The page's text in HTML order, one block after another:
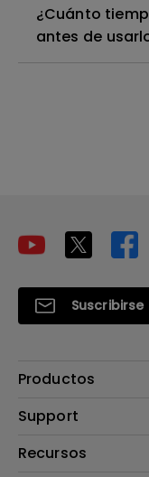
¿Cuánto
antes de
Suscribirse
Productos
Proyectores
Iluminación
Support
Contáctanos
Recursos